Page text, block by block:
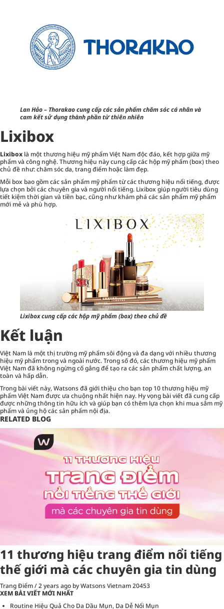
Lan Hảo – Thorakao cung cấp các sản phẩm chăm sóc cá nhân và
cam kết sử dụng thành phần từ thiên nhiên
Lixibox
Lixibox là một thương hiệu mỹ phẩm Việt Nam độc đáo, kết hợp giữa mỹ
phẩm và công nghệ. Thương hiệu này cung cấp các hộp mỹ phẩm (box) theo
chủ đề như: chăm sóc da, trang điểm hoặc làm đẹp.
Mỗi box bao gồm các sản phẩm mỹ phẩm từ các thương hiệu nổi tiếng, được
lựa chọn bởi các chuyên gia và người nổi tiếng. Lixibox giúp người tiêu dùng
tiết kiệm thời gian và tiền bạc, cũng như khám phá các sản phẩm mỹ phẩm
mới mẻ và phù hợp.
Lixibox cung cấp các hộp mỹ phẩm (box) theo chủ đề
Kết luận
Việt Nam là một thị trường mỹ phẩm sôi động và đa dạng với nhiều thương
hiệu mỹ phẩm trong và ngoài nước. Trong số đó, các thương hiệu mỹ phẩm
Việt Nam đã không ngừng cố gắng để tạo ra các sản phẩm chất lượng, an
toàn và hấp dẫn.
Trong bài viết này, Watsons đã giới thiệu cho bạn top 10 thương hiệu mỹ
phẩm Việt Nam được ưa chuộng nhất hiện nay. Hy vọng bài viết đã cung cấp
được những thông tin hữu ích và giúp bạn có thêm lựa chọn khi mua sắm mỹ
phẩm và ủng hộ các sản phẩm nội địa.
RELATED BLOG
11 thương hiệu trang điểm nổi tiếng
thế giới mà các chuyên gia tin dùng
Trang Điểm/2 years ago by Watsons Vietnam20453
XEM BÀI VIẾT MỚI NHẤT
Routine Hiệu Quả Cho Da Dầu Mụn, Da Dễ Nổi Mụn